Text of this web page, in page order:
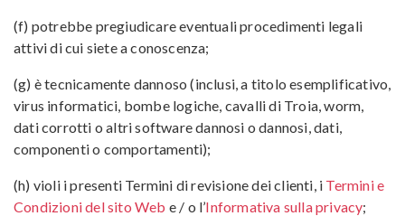
(f) potrebbe pregiudicare eventuali procedimenti legali
attivi di cui siete a conoscenza;
(g) è tecnicamente dannoso (inclusi, a titolo esemplificativo,
virus informatici, bombe logiche, cavalli di Troia, worm,
dati corrotti o altri software dannosi o dannosi, dati,
componenti o comportamenti);
(h) violi i presenti Termini di revisione dei clienti, i Termini e
Condizioni del sito Web e / o l’Informativa sulla privacy;